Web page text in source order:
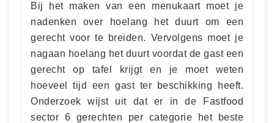
Bij het maken van een menukaart moet je
nadenken over hoelang het duurt om een
gerecht voor te breiden. Vervolgens moet je
nagaan hoelang het duurt voordat de gast een
gerecht op tafel krijgt en je moet weten
hoeveel tijd een gast ter beschikking heeft.
Onderzoek wijst uit dat er in de Fastfood
sector 6 gerechten per categorie het beste